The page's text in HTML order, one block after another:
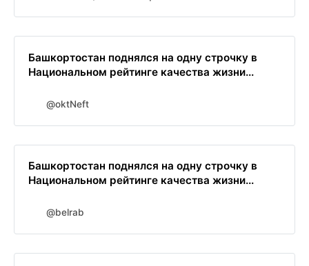
Башкортостан поднялся на одну строчку в
Национальном рейтинге качества жизни...
@oktNeft
Башкортостан поднялся на одну строчку в
Национальном рейтинге качества жизни...
@belrab